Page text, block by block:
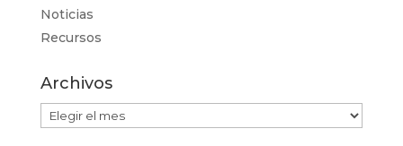
Noticias
Recursos
Archivos
Archivos